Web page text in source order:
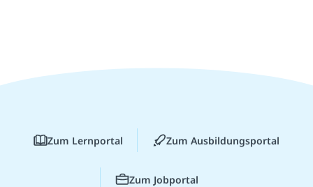
Zum Lernportal Zum Ausbildungsportal
Zum Jobportal